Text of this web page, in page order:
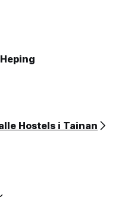
Hostels i Tainan